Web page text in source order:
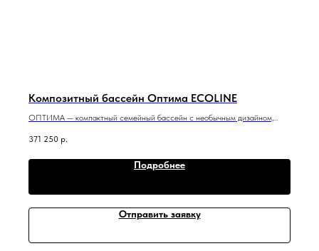
Композитный бассейн Оптима ECOLINE
ОПТИМА — компактный семейный бассейн с необычным дизайном,
4 м x 2,35 м x 1,5 м
371 250 р.
Подробнее
Отправить заявку